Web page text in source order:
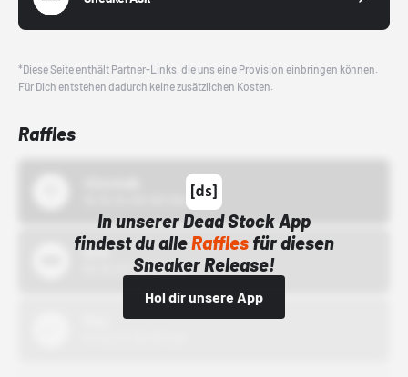
*Diese Seite enthält Partner-Links, die uns eine Provision einbringen können.
Für Dich entstehen dadurch keine zusätzlichen Kosten.
Raffles
In unserer Dead Stock App
findest du alleRafflesfür diesen
Sneaker Release!
Hol dir unsere App
Bstn
01.10.22 00:00 Uhr